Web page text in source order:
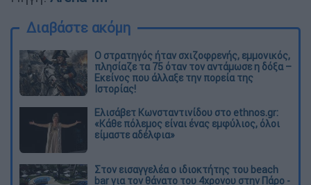
Διαβάστε ακόμη
O στρατηγός ήταν σχιζοφρενής, εμμονικός,
πλησίαζε τα 75 όταν τον αντάμωσε η δόξα –
Εκείνος που άλλαξε την πορεία της
Ιστορίας!
Ελισάβετ Κωνσταντινίδου στο ethnos.gr:
«Κάθε πόλεμος είναι ένας εμφύλιος, όλοι
είμαστε αδέλφια»
Στον εισαγγελέα ο ιδιοκτήτης του beach
bar για τον θάνατο του 4χρονου στην Πάρο -